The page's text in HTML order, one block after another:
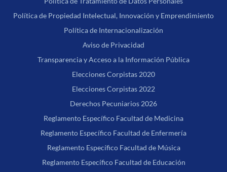
Política de Propiedad Intelectual, Innovación y Emprendimiento
Política de Internacionalización
Aviso de Privacidad
Transparencia y Acceso a la Información Pública
Elecciones Corpistas 2020
Elecciones Corpistas 2022
Derechos Pecuniarios 2026
Reglamento Específico Facultad de Medicina
Reglamento Específico Facultad de Enfermería
Reglamento Específico Facultad de Música
Reglamento Específico Facultad de Educación